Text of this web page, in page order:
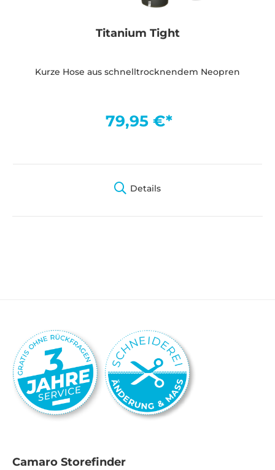
Titanium Tight
Kurze Hose aus schnelltrocknendem Neopren
79,95 €*
Details
Camaro Storefinder